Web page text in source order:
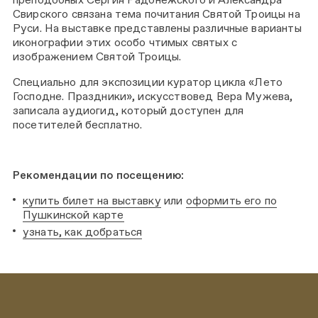
Свирского связана тема почитания Святой Троицы на
Руси. На выставке представлены различные варианты
иконографии этих особо чтимых святых с
изображением Святой Троицы.
Специально для экспозиции куратор цикла «Лето
Господне. Праздники», искусствовед Вера Мужева,
записала аудиогид, который доступен для
посетителей бесплатно.
Рекомендации по посещению:
купить билет на выставку или оформить его по
Пушкинской карте
узнать, как добраться